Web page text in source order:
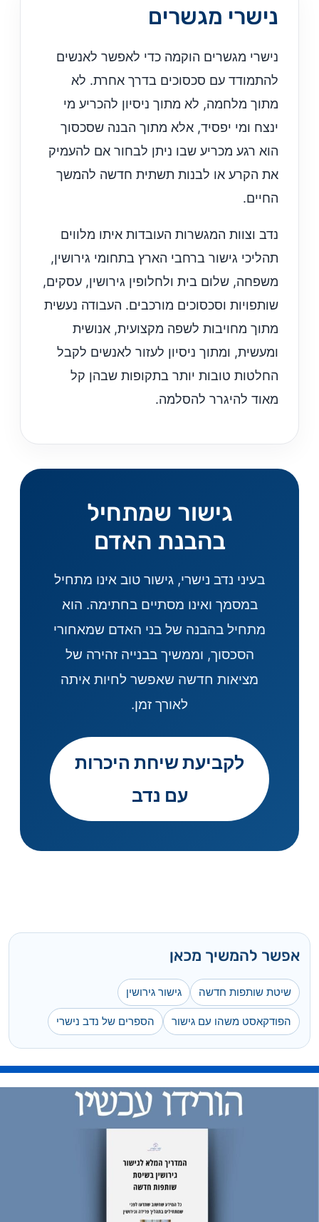
נישרי מגשרים
נישרי מגשרים הוקמה כדי לאפשר לאנשים
להתמודד עם סכסוכים בדרך אחרת. לא
מתוך מלחמה, לא מתוך ניסיון להכריע מי
ינצח ומי יפסיד, אלא מתוך הבנה שסכסוך
הוא רגע מכריע שבו ניתן לבחור אם להעמיק
את הקרע או לבנות תשתית חדשה להמשך
החיים.
נדב וצוות המגשרות העובדות איתו מלווים
תהליכי גישור ברחבי הארץ בתחומי גירושין,
משפחה, שלום בית ולחלופין גירושין, עסקים,
שותפויות וסכסוכים מורכבים. העבודה נעשית
מתוך מחויבות לשפה מקצועית, אנושית
ומעשית, ומתוך ניסיון לעזור לאנשים לקבל
החלטות טובות יותר בתקופות שבהן קל
מאוד להיגרר להסלמה.
גישור שמתחיל
בהבנת האדם
בעיני נדב נישרי, גישור טוב אינו מתחיל
במסמך ואינו מסתיים בחתימה. הוא
מתחיל בהבנה של בני האדם שמאחורי
הסכסוך, וממשיך בבנייה זהירה של
מציאות חדשה שאפשר לחיות איתה
לאורך זמן.
לקביעת שיחת היכרות
עם נדב
אפשר להמשיך מכאן
שיטת שותפות חדשה גישור גירושין
הפודקאסט משהו עם גישור הספרים של נדב נישרי